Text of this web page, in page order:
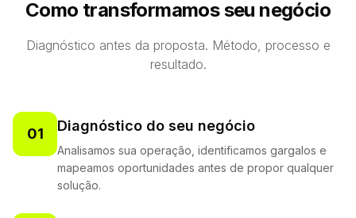
Como transformamos seu negócio
Diagnóstico antes da proposta. Método, processo e
resultado.
01 Diagnóstico do seu negócio
Analisamos sua operação, identificamos gargalos e
mapeamos oportunidades antes de propor qualquer
solução.